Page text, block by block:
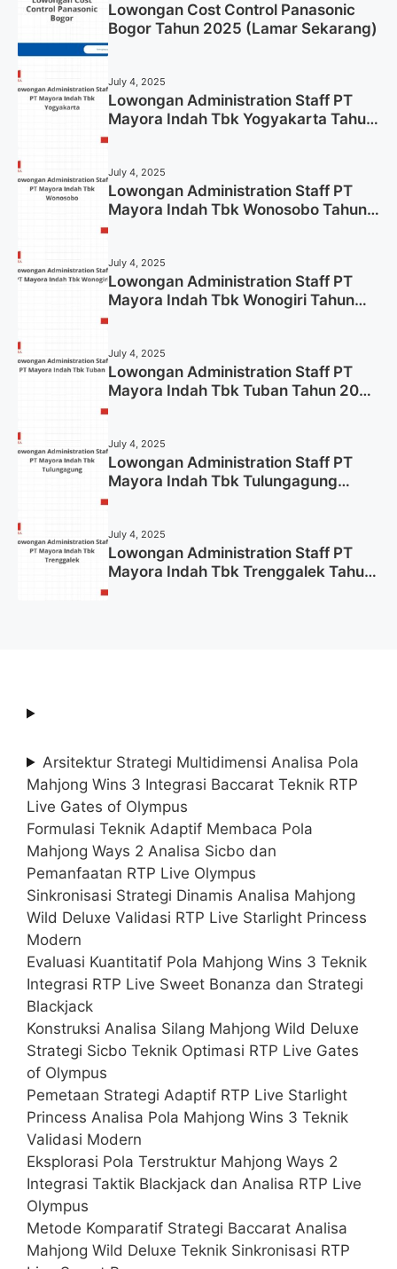
Lowongan Cost Control Panasonic
Bogor Tahun 2025 (Lamar Sekarang)
July 4, 2025
Lowongan Administration Staff PT
Mayora Indah Tbk Yogyakarta Tahun
July 4, 2025
Lowongan Administration Staff PT
Mayora Indah Tbk Wonosobo Tahun
July 4, 2025
Lowongan Administration Staff PT
Mayora Indah Tbk Wonogiri Tahun
July 4, 2025
Lowongan Administration Staff PT
Mayora Indah Tbk Tuban Tahun 2025
July 4, 2025
Lowongan Administration Staff PT
Mayora Indah Tbk Tulungagung
July 4, 2025
Lowongan Administration Staff PT
Mayora Indah Tbk Trenggalek Tahun
Arsitektur Strategi Multidimensi Analisa Pola
Mahjong Wins 3 Integrasi Baccarat Teknik RTP
Live Gates of Olympus
Formulasi Teknik Adaptif Membaca Pola
Mahjong Ways 2 Analisa Sicbo dan
Pemanfaatan RTP Live Olympus
Sinkronisasi Strategi Dinamis Analisa Mahjong
Wild Deluxe Validasi RTP Live Starlight Princess
Modern
Evaluasi Kuantitatif Pola Mahjong Wins 3 Teknik
Integrasi RTP Live Sweet Bonanza dan Strategi
Blackjack
Konstruksi Analisa Silang Mahjong Wild Deluxe
Strategi Sicbo Teknik Optimasi RTP Live Gates
of Olympus
Pemetaan Strategi Adaptif RTP Live Starlight
Princess Analisa Pola Mahjong Wins 3 Teknik
Validasi Modern
Eksplorasi Pola Terstruktur Mahjong Ways 2
Integrasi Taktik Blackjack dan Analisa RTP Live
Olympus
Metode Komparatif Strategi Baccarat Analisa
Mahjong Wild Deluxe Teknik Sinkronisasi RTP